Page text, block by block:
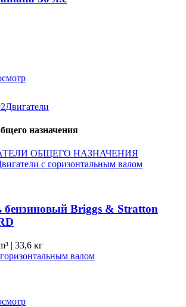
Двигатели
назначения
ОБЩЕГО НАЗНАЧЕНИЯ
с горизонтальным валом
бензиновый Briggs & Stratton
| 33,6 кг
валом